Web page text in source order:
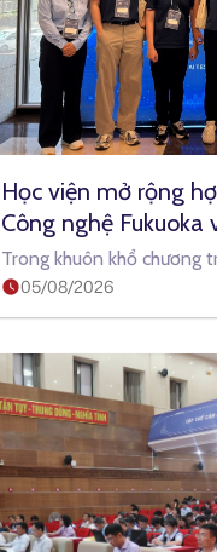
Học viện mở rộng
Công nghệ
phố Fukuoka trong
đổi mới sáng tạo
05/08/2026
Trong khuôn khổ chương
từ ngày 25 đến 31/7/2026,